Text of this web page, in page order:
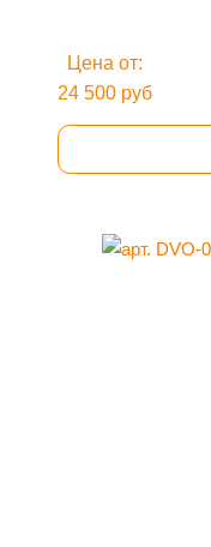
Цена от:
24 500 руб